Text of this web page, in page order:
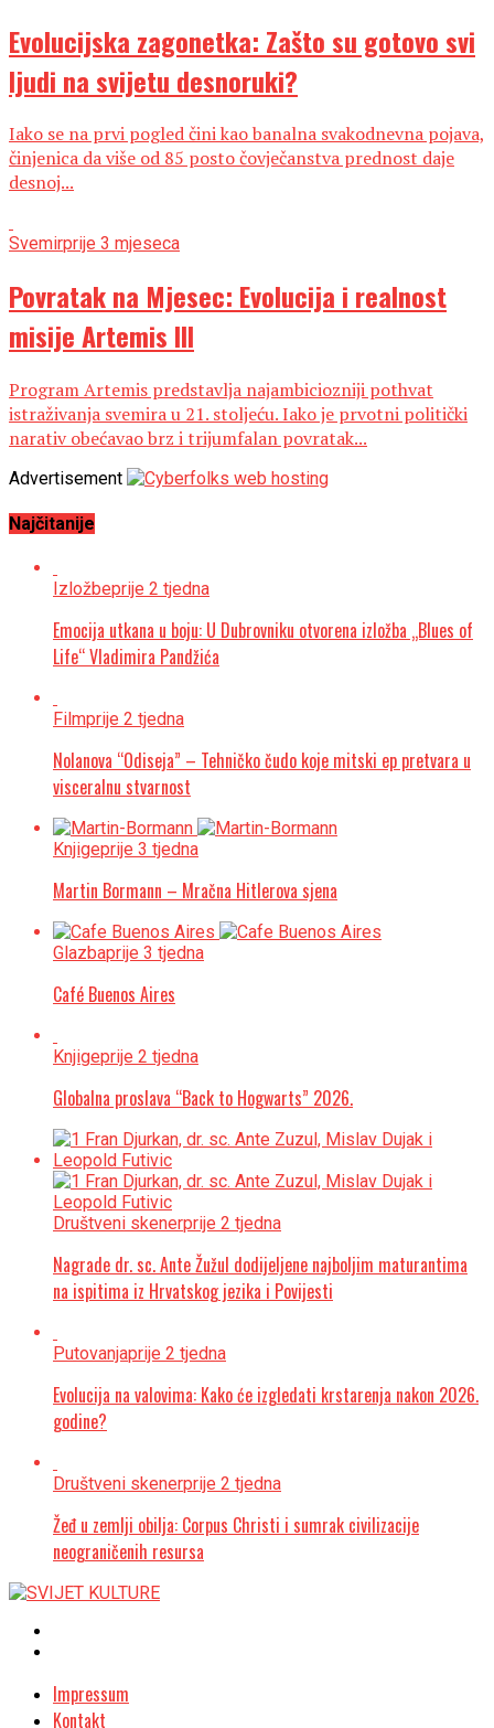
Evolucijska zagonetka: Zašto su gotovo svi
ljudi na svijetu desnoruki?
Iako se na prvi pogled čini kao banalna svakodnevna pojava,
činjenica da više od 85 posto čovječanstva prednost daje
desnoj...
Svemirprije 3 mjeseca
Povratak na Mjesec: Evolucija i realnost
misije Artemis III
Program Artemis predstavlja najambiciozniji pothvat
istraživanja svemira u 21. stoljeću. Iako je prvotni politički
narativ obećavao brz i trijumfalan povratak...
Advertisement
Najčitanije
Izložbeprije 2 tjedna
Emocija utkana u boju: U Dubrovniku otvorena izložba „Blues of
Life“ Vladimira Pandžića
Filmprije 2 tjedna
Nolanova “Odiseja” – Tehničko čudo koje mitski ep pretvara u
visceralnu stvarnost
Knjigeprije 3 tjedna
Martin Bormann – Mračna Hitlerova sjena
Glazbaprije 3 tjedna
Café Buenos Aires
Knjigeprije 2 tjedna
Globalna proslava “Back to Hogwarts” 2026.
Društveni skenerprije 2 tjedna
Nagrade dr. sc. Ante Žužul dodijeljene najboljim maturantima
na ispitima iz Hrvatskog jezika i Povijesti
Putovanjaprije 2 tjedna
Evolucija na valovima: Kako će izgledati krstarenja nakon 2026.
godine?
Društveni skenerprije 2 tjedna
Žeđ u zemlji obilja: Corpus Christi i sumrak civilizacije
neograničenih resursa
Impressum
Kontakt